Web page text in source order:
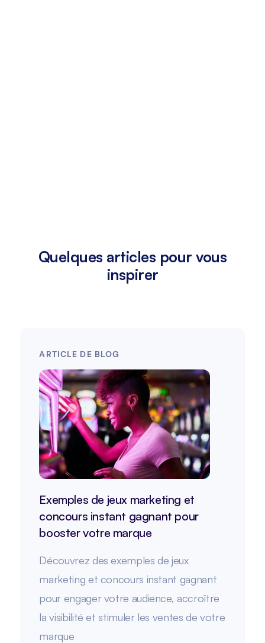
Quelques articles pour vous
inspirer
ARTICLE DE BLOG
Exemples de jeux marketing et
concours instant gagnant pour
booster votre marque
Découvrez des exemples de jeux
marketing et concours instant gagnant
pour engager votre audience, accroître
la visibilité et stimuler les ventes de votre
marque